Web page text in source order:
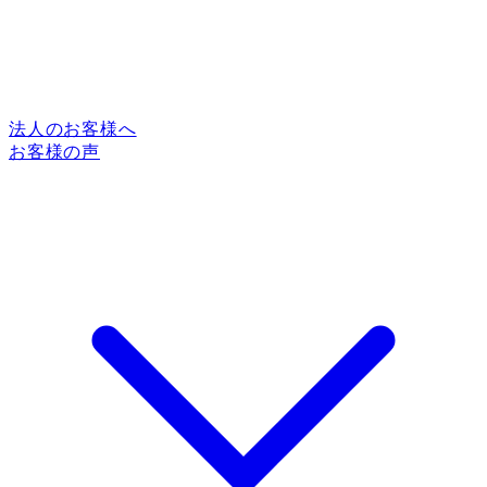
法人のお客様へ
お客様の声